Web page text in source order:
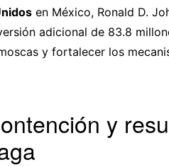
en México, Ronald D.
adicional de 83.8
y fortalecer los
y